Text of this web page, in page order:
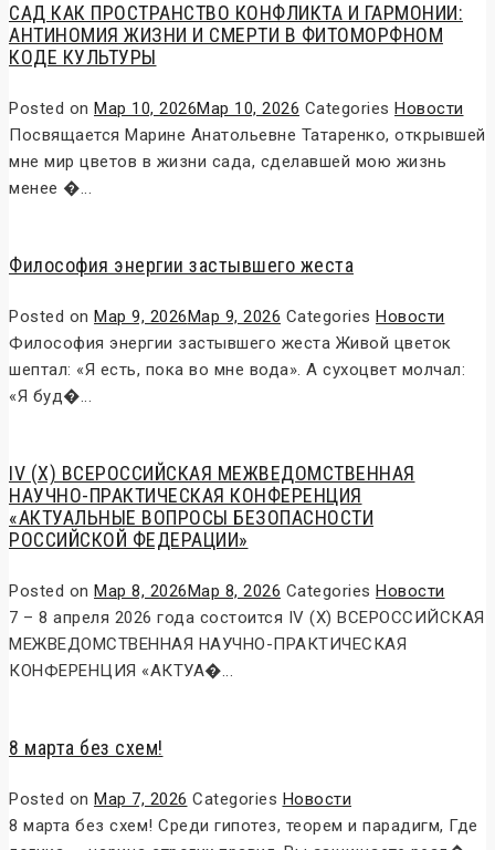
САД КАК ПРОСТРАНСТВО КОНФЛИКТА И ГАРМОНИИ:
АНТИНОМИЯ ЖИЗНИ И СМЕРТИ В ФИТОМОРФНОМ
КОДЕ КУЛЬТУРЫ
Posted on Мар 10, 2026Мар 10, 2026 Categories Новости
Посвящается Марине Анатольевне Татаренко, открывшей
мне мир цветов в жизни сада, сделавшей мою жизнь
менее �...
Философия энергии застывшего жеста
Posted on Мар 9, 2026Мар 9, 2026 Categories Новости
Философия энергии застывшего жеста Живой цветок
шептал: «Я есть, пока во мне вода». А сухоцвет молчал:
«Я буд�...
IV (X) ВСЕРОССИЙСКАЯ МЕЖВЕДОМСТВЕННАЯ
НАУЧНО-ПРАКТИЧЕСКАЯ КОНФЕРЕНЦИЯ
«АКТУАЛЬНЫЕ ВОПРОСЫ БЕЗОПАСНОСТИ
РОССИЙСКОЙ ФЕДЕРАЦИИ»
Posted on Мар 8, 2026Мар 8, 2026 Categories Новости
7 – 8 апреля 2026 года состоится IV (X) ВСЕРОССИЙСКАЯ
МЕЖВЕДОМСТВЕННАЯ НАУЧНО-ПРАКТИЧЕСКАЯ
КОНФЕРЕНЦИЯ «АКТУА�...
8 марта без схем!
Posted on Мар 7, 2026 Categories Новости
8 марта без схем! Среди гипотез, теорем и парадигм, Где